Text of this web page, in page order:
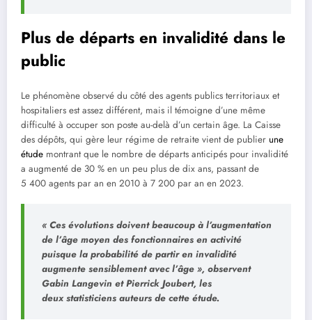
Plus de départs en invalidité dans le
public
Le phénomène observé du côté des agents publics territoriaux et
hospitaliers est assez différent, mais il témoigne d’une même
difficulté à occuper son poste au-delà d’un certain âge. La Caisse
des dépôts, qui gère leur régime de retraite vient de publier une
étude montrant que le nombre de départs anticipés pour invalidité
a augmenté de 30 % en un peu plus de dix ans, passant de
5 400 agents par an en 2010 à 7 200 par an en 2023.
« Ces évolutions doivent beaucoup à l’augmentation
de l’âge moyen des fonctionnaires en activité
puisque la probabilité de partir en invalidité
augmente sensiblement avec l’âge », observent
Gabin Langevin et Pierrick Joubert, les
deux statisticiens auteurs de cette étude.